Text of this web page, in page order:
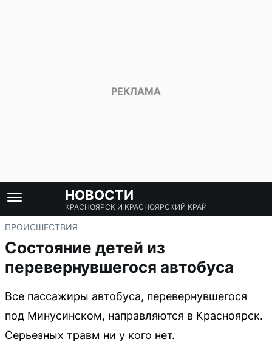
НОВОСТИ
КРАСНОЯРСК И КРАСНОЯРСКИЙ КРАЙ
ПРОИСШЕСТВИЯ
Состояние детей из
перевернувшегося автобуса
Все пассажиры автобуса, перевернувшегося
под Минусинском, направляются в Красноярск.
Серьезных травм ни у кого нет.